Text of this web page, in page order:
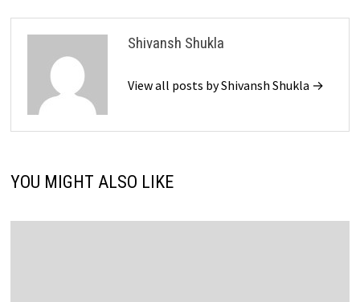
Shivansh Shukla
View all posts by Shivansh Shukla →
YOU MIGHT ALSO LIKE